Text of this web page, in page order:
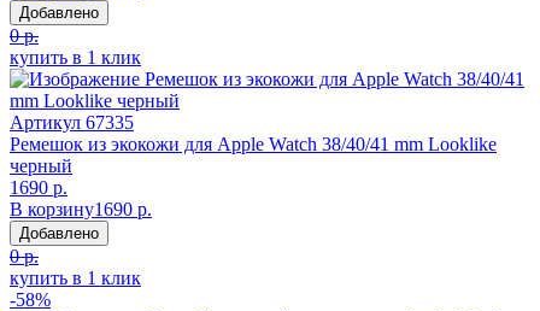
Добавлено
0 р.
купить в 1 клик
Артикул 67335
Ремешок из экокожи для Apple Watch 38/40/41 mm Looklike
черный
1690 р.
В корзину1690 р.
Добавлено
0 р.
купить в 1 клик
-58%